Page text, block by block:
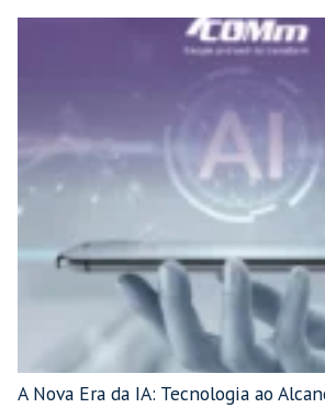
A Nova Era da IA: Tecnologia ao